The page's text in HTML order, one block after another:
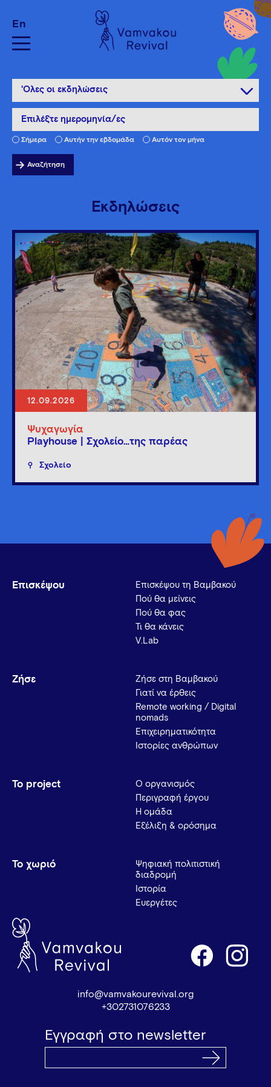
En
Σήμερα Αυτήν την εβδομάδα Αυτόν τον μήνα
→ Αναζήτηση
Εκδηλώσεις
12.09.2026
Ψυχαγωγία
Playhouse | Σχολείο…της παρέας
Σχολείο
Επισκέψου
Επισκέψου τη Βαμβακού
Πού θα μείνεις
Πού θα φας
Τι θα κάνεις
V.Lab
Ζήσε
Ζήσε στη Βαμβακού
Γιατί να έρθεις
Remote working / Digital
nomads
Επιχειρηματικότητα
Ιστορίες ανθρώπων
Το project
Ο οργανισμός
Περιγραφή έργου
Η ομάδα
Εξέλιξη & ορόσημα
Το χωριό
Ψηφιακή πολιτιστική
διαδρομή
Ιστορία
Ευεργέτες
info@vamvakourevival.org
+302731076233
Εγγραφή στο newsletter